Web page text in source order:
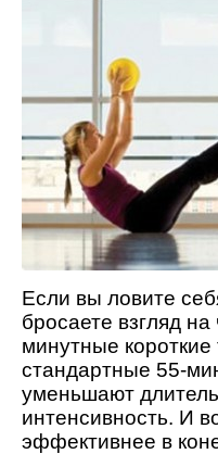
Если вы ловите
бросаете взгляд
минутные
стандартные 55-
уменьшают
интенсивность. И
эффективнее в